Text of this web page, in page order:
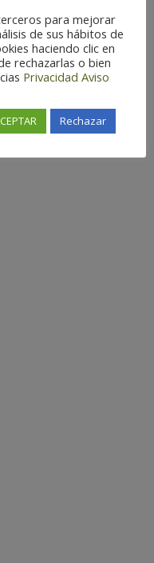
para mejorar
de sus hábitos de
haciendo clic en
rechazarlas o bien
Privacidad Aviso
Rechazar